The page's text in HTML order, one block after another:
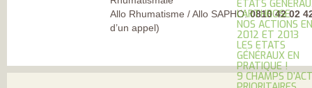
ETATS
L’ARTHROSE
NOS ACTIONS EN
2012 ET 2013
LES ETATS
GÉNÉRAUX EN
PRATIQUE !
9 CHAMPS
Allo Rhumatisme / Allo SAPHO:0810 42 02
d’un appel)